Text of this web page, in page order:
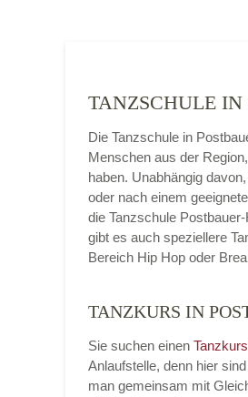
TANZSCHULE
Die Tanzschule in
Menschen aus der
haben. Unabhängig
oder nach einem
die Tanzschule
gibt es auch speziellere
Bereich Hip Hop oder
TANZKURS IN
Sie suchen einen Tanzkurs
Anlaufstelle, denn hier
man gemeinsam mit